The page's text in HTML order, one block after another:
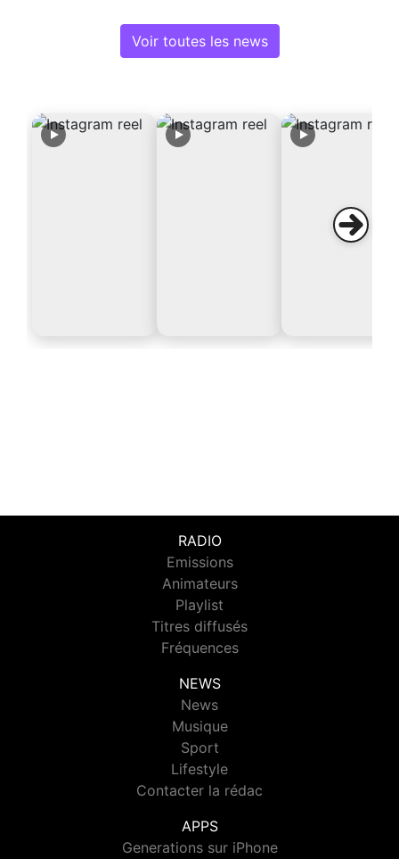
Voir toutes les news
RADIO
Emissions
Animateurs
Playlist
Titres diffusés
Fréquences
NEWS
News
Musique
Sport
Lifestyle
Contacter la rédac
APPS
Generations sur iPhone